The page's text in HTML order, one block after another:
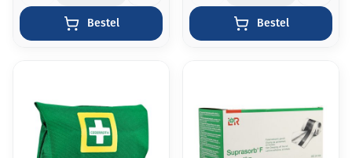
Bestel Bestel